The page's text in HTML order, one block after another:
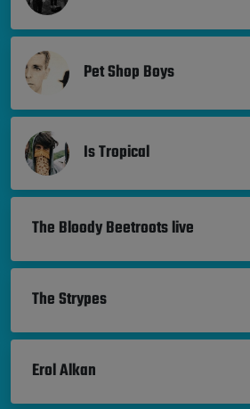
Pet Shop Boys
Is Tropical
The Bloody Beetroots live
The Strypes
Erol Alkan